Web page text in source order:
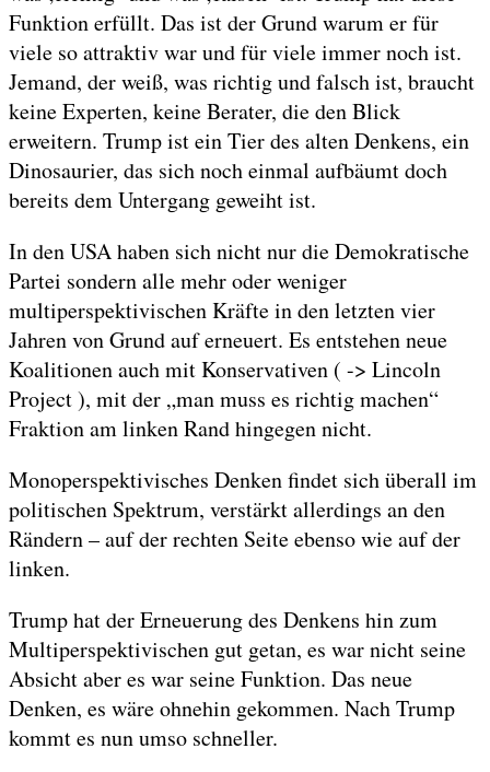
Funktion erfüllt. Das ist der Grund warum er für
viele so attraktiv war und für viele immer noch ist.
Jemand, der weiß, was richtig und falsch ist, braucht
keine Experten, keine Berater, die den Blick
erweitern. Trump ist ein Tier des alten Denkens, ein
Dinosaurier, das sich noch einmal aufbäumt doch
bereits dem Untergang geweiht ist.
In den USA haben sich nicht nur die Demokratische
Partei sondern alle mehr oder weniger
multiperspektivischen Kräfte in den letzten vier
Jahren von Grund auf erneuert. Es entstehen neue
Koalitionen auch mit Konservativen ( -> Lincoln
Project ), mit der „man muss es richtig machen“
Fraktion am linken Rand hingegen nicht.
Monoperspektivisches Denken findet sich überall im
politischen Spektrum, verstärkt allerdings an den
Rändern – auf der rechten Seite ebenso wie auf der
linken.
Trump hat der Erneuerung des Denkens hin zum
Multiperspektivischen gut getan, es war nicht seine
Absicht aber es war seine Funktion. Das neue
Denken, es wäre ohnehin gekommen. Nach Trump
kommt es nun umso schneller.